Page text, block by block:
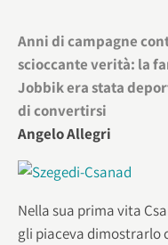
Anni di campagne
scioccante verità: la
Jobbik era stata
di convertirsi
Angelo Allegri
Nella sua prima vita
gli piaceva dimostrarlo